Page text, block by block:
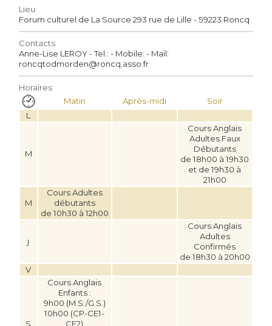
Lieu
Forum culturel de La Source 293 rue de Lille - 59223 Roncq
Contacts
Anne-Lise LEROY - Tel.: - Mobile: - Mail:
roncqtodmorden@roncq.asso.fr
Horaires
Matin
Après-midi
Soir
L
M
Cours Anglais
Adultes Faux
Débutants
de 18h00 à 19h30
et de 19h30 à
21h00
M
Cours Adultes
débutants
de 10h30 à 12h00
j
Cours Anglais
Adultes
Confirmés
de 18h30 à 20h00
V
S
Cours Anglais
Enfants :
9h00 (M.S./G.S.)
10h00 (CP-CE1-
CE2)